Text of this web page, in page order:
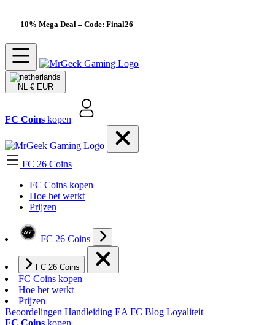
10% Mega Deal – Code: Final26
NL € EUR
FC Coins kopen
FC 26 Coins
FC Coins kopen
Hoe het werkt
Prijzen
FC 26 Coins
FC 26 Coins
FC Coins kopen
Hoe het werkt
Prijzen
Beoordelingen Handleiding EA FC Blog Loyaliteit